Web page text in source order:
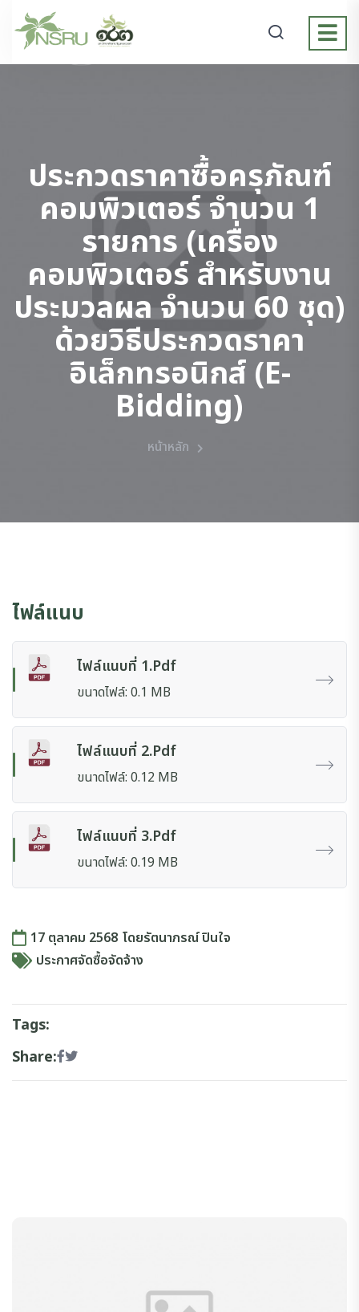
ประกวดราคาซื้อครุภัณฑ์
คอมพิวเตอร์ จำนวน 1
รายการ (เครื่อง
คอมพิวเตอร์ สำหรับงาน
ประมวลผล จำนวน 60 ชุด)
ด้วยวิธีประกวดราคา
อิเล็กทรอนิกส์ (e-
Bidding)
หน้าหลัก
ไฟล์แนบ
ไฟล์แนบที่ 1.pdf
ขนาดไฟล์: 0.1 MB
ไฟล์แนบที่ 2.pdf
ขนาดไฟล์: 0.12 MB
ไฟล์แนบที่ 3.pdf
ขนาดไฟล์: 0.19 MB
17 ตุลาคม 2568 โดยรัตนาภรณ์ ปินใจ
ประกาศจัดซื้อจัดจ้าง
Tags:
Share: